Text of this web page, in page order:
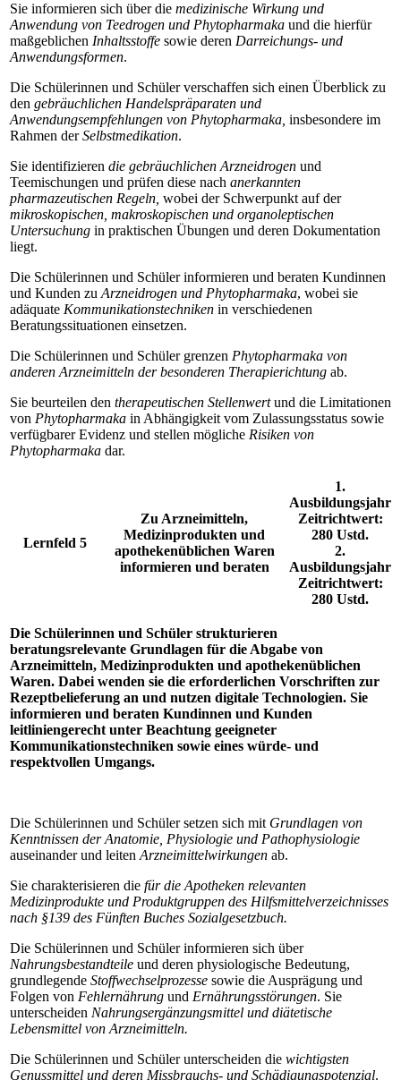
Sie informieren sich über die medizinische Wirkung und
Anwendung von Teedrogen und Phytopharmaka und die hierfür
maßgeblichen Inhaltsstoffe sowie deren Darreichungs- und
Anwendungsformen.
Die Schülerinnen und Schüler verschaffen sich einen Überblick zu
den gebräuchlichen Handelspräparaten und
Anwendungsempfehlungen von Phytopharmaka, insbesondere im
Rahmen derSelbstmedikation.
Sie identifizieren die gebräuchlichen Arzneidrogen und
Teemischungen und prüfen diese nach anerkannten
pharmazeutischen Regeln, wobei der Schwerpunkt auf der
mikroskopischen, makroskopischen und organoleptischen
Untersuchung in praktischen Übungen und deren Dokumentation
liegt.
Die Schülerinnen und Schüler informieren und beraten Kundinnen
und Kunden zu Arzneidrogen und Phytopharmaka, wobei sie
adäquate Kommunikationstechniken in verschiedenen
Beratungssituationen einsetzen.
Die Schülerinnen und Schüler grenzen Phytopharmaka von
anderen Arzneimitteln der besonderen Therapierichtung ab.
Sie beurteilen den therapeutischen Stellenwertund die Limitationen
von Phytopharmaka in Abhängigkeit vom Zulassungsstatus sowie
verfügbarer Evidenz und stellen mögliche Risiken von
Phytopharmaka dar.
Lernfeld 5
Zu Arzneimitteln,
Medizinprodukten und
apothekenüblichen Waren
informieren und beraten
1.
Ausbildungsjahr
Zeitrichtwert:
280 Ustd.
2.
Ausbildungsjahr
Zeitrichtwert:
280 Ustd.
Die Schülerinnen und Schüler strukturieren
beratungsrelevante Grundlagen für die Abgabe von
Arzneimitteln, Medizinprodukten und apothekenüblichen
Waren. Dabei wenden sie die erforderlichen Vorschriften zur
Rezeptbelieferung an und nutzen digitale Technologien. Sie
informieren und beraten Kundinnen und Kunden
leitliniengerecht unter Beachtung geeigneter
Kommunikationstechniken sowie eines würde- und
respektvollen Umgangs.
Die Schülerinnen und Schüler setzen sich mit Grundlagen von
Kenntnissen der Anatomie, Physiologie und Pathophysiologie
auseinander und leiten Arzneimittelwirkungen ab.
Sie charakterisieren die für die Apotheken relevanten
Medizinprodukte und Produktgruppen des Hilfsmittelverzeichnisses
nach §139 des Fünften Buches Sozialgesetzbuch.
Die Schülerinnen und Schüler informieren sich über
Nahrungsbestandteile und deren physiologische Bedeutung,
grundlegende Stoffwechselprozesse sowie die Ausprägung und
Folgen von Fehlernährung und Ernährungsstörungen. Sie
unterscheiden Nahrungsergänzungsmittel und diätetische
Lebensmittel von Arzneimitteln.
Die Schülerinnen und Schüler unterscheiden die wichtigsten
Genussmittel und deren Missbrauchs- und Schädigungspotenzial.